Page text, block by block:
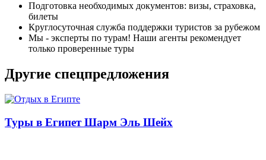
Подготовка необходимых документов: визы, страховка,
билеты
Круглосуточная служба поддержки туристов за рубежом
Мы - эксперты по турам! Наши агенты рекомендует
только проверенные туры
Другие спецпредложения
Туры в Египет Шарм Эль Шейх